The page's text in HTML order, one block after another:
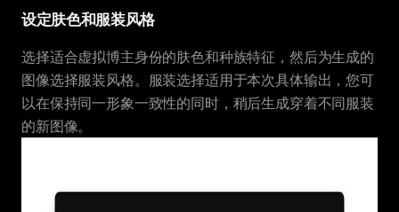
设定肤色和服装风格
选择适合虚拟博主身份的肤色和种族特征，然后为生成的
图像选择服装风格。服装选择适用于本次具体输出，您可
以在保持同一形象一致性的同时，稍后生成穿着不同服装
的新图像。